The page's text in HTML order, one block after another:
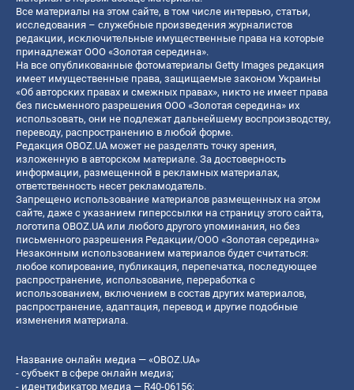
Все материалы на этом сайте, в том числе интервью, статьи,
исследования – служебные произведения журналистов
редакции, исключительные имущественные права на которые
принадлежат ООО «Золотая середина».
На все опубликованные фотоматериалы Getty Images редакция
имеет имущественные права, защищаемые законом Украины
«Об авторских правах и смежных правах», никто не имеет права
без письменного разрешения ООО «Золотая середина» их
использовать, они не подлежат дальнейшему воспроизводству,
переводу, распространению в любой форме.
Редакция OBOZ.UA может не разделять точку зрения,
изложенную в авторском материале. За достоверность
информации, размещенной в рекламных материалах,
ответственность несет рекламодатель.
Запрещено использование материалов размещенных на этом
сайте, даже с указанием гиперссылки на страницу этого сайта,
логотипа OBOZ.UA или любого другого упоминания, но без
письменного разрешения Редакции/ООО «Золотая середина»
Незаконным использованием материалов будет считаться:
любое копирование, публикация, перепечатка, последующее
распространение, использование, переработка с
использованием, включением в состав других материалов,
распространение, адаптация, перевод и другие подобные
изменения материала.
Название онлайн медиа — «OBOZ.UA»
- субъект в сфере онлайн медиа;
- идентификатор медиа — R40-06156;